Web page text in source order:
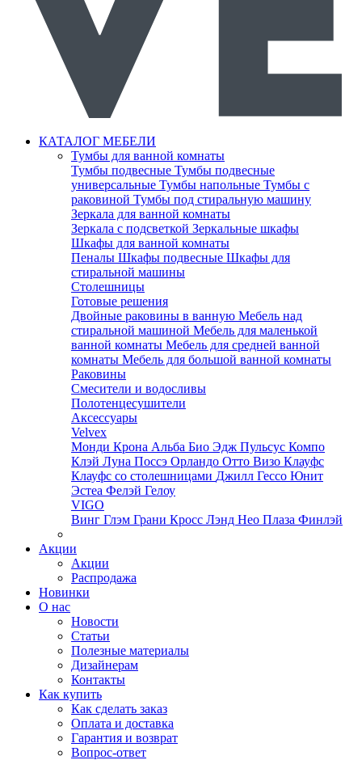
КАТАЛОГ МЕБЕЛИ
Тумбы для ванной комнаты
Тумбы подвесные Тумбы подвесные
универсальные Тумбы напольные Тумбы с
раковиной Тумбы под стиральную машину
Зеркала для ванной комнаты
Зеркала с подсветкой Зеркальные шкафы
Шкафы для ванной комнаты
Пеналы Шкафы подвесные Шкафы для
стиральной машины
Столешницы
Готовые решения
Двойные раковины в ванную Мебель над
стиральной машиной Мебель для маленькой
ванной комнаты Мебель для средней ванной
комнаты Мебель для большой ванной комнаты
Раковины
Смесители и водосливы
Полотенцесушители
Аксессуары
Velvex
Монди Крона Альба Био Эдж Пульсус Компо
Клэй Луна Поссэ Орландо Отто Визо Клауфс
Клауфс со столешницами Джилл Гессо Юнит
Эстеа Фелэй Гелоу
VIGO
Винг Глэм Грани Кросс Лэнд Нео Плаза Финлэй
Акции
Акции
Распродажа
Новинки
О нас
Новости
Статьи
Полезные материалы
Дизайнерам
Контакты
Как купить
Как сделать заказ
Оплата и доставка
Гарантия и возврат
Вопрос-ответ